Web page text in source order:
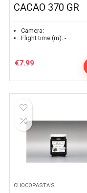
CACAO 370 GR
Camera: -
Flight time (m): -
€7.99
CHOCOPASTA'S